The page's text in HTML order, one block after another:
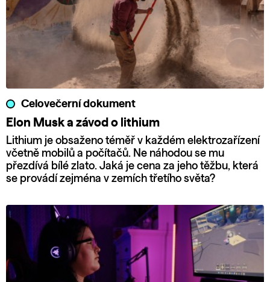
Celovečerní dokument
Elon Musk a závod o lithium
Lithium je obsaženo téměř v každém elektrozařízení
včetně mobilů a počítačů. Ne náhodou se mu
přezdívá bílé zlato. Jaká je cena za jeho těžbu, která
se provádí zejména v zemích třetího světa?